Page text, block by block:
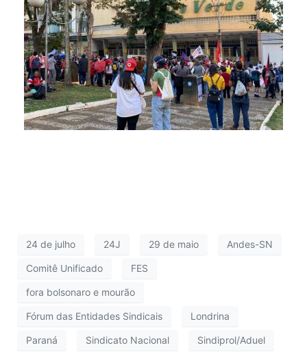
24 de julho 24J 29 de maio Andes-SN
Comitê Unificado FES
fora bolsonaro e mourão
Fórum das Entidades Sindicais Londrina
Paraná Sindicato Nacional Sindiprol/Aduel